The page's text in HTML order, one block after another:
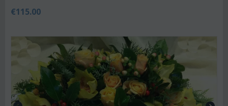
€115.00